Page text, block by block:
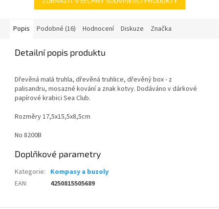
Popis Podobné (16) Hodnocení Diskuze Značka
Detailní popis produktu
Dřevěná malá truhla, dřevěná truhlice, dřevěný box - z
palisandru, mosazné kování a znak kotvy. Dodáváno v dárkové
papírové krabici Sea Club.
Rozměry17,5x15,5x8,5cm
No 8200B
Doplňkové parametry
Kategorie: Kompasy a buzoly
EAN: 4250815505689